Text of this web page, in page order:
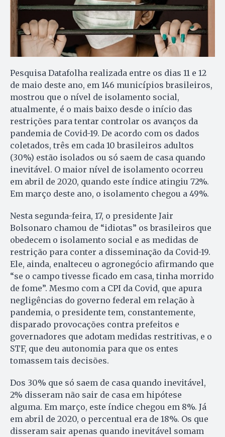
Pesquisa Datafolha realizada entre os dias 11 e 12
de maio deste ano, em 146 municípios brasileiros,
mostrou que o nível de isolamento social,
atualmente, é o mais baixo desde o início das
restrições para tentar controlar os avanços da
pandemia de Covid-19. De acordo com os dados
coletados, três em cada 10 brasileiros adultos
(30%) estão isolados ou só saem de casa quando
inevitável. O maior nível de isolamento ocorreu
em abril de 2020, quando este índice atingiu 72%.
Em março deste ano, o isolamento chegou a 49%.
Nesta segunda-feira, 17, o presidente Jair
Bolsonaro chamou de “idiotas” os brasileiros que
obedecem o isolamento social e as medidas de
restrição para conter a disseminação da Covid-19.
Ele, ainda, enalteceu o agronegócio afirmando que
“se o campo tivesse ficado em casa, tinha morrido
de fome”. Mesmo com a CPI da Covid, que apura
negligências do governo federal em relação à
pandemia, o presidente tem, constantemente,
disparado provocações contra prefeitos e
governadores que adotam medidas restritivas, e o
STF, que deu autonomia para que os entes
tomassem tais decisões.
Dos 30% que só saem de casa quando inevitável,
2% disseram não sair de casa em hipótese
alguma. Em março, este índice chegou em 8%. Já
em abril de 2020, o percentual era de 18%. Os que
disseram sair apenas quando inevitável somam